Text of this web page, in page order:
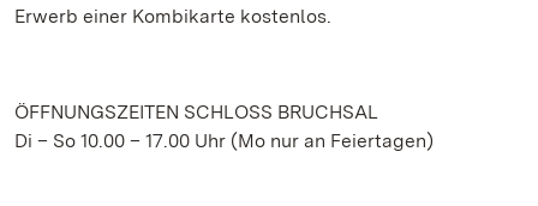
Erwerb einer Kombikarte kostenlos.
ÖFFNUNGSZEITEN SCHLOSS BRUCHSAL
Di – So 10.00 – 17.00 Uhr (Mo nur an Feiertagen)